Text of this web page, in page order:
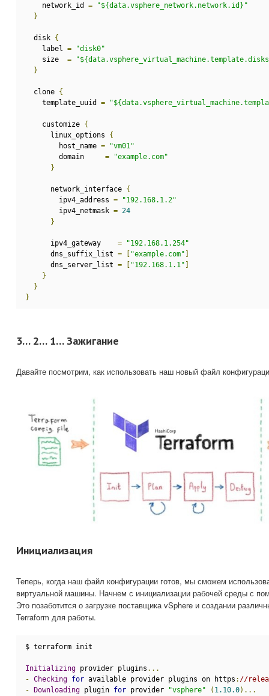
network_id =
"${data.vsphere_network.network.id}"
}
disk {
label =
"disk0"
size =
}
clone {
template_uuid =
customize {
linux_options {
host_name =
"vm01"
domain =
"example.com"
}
network_interface {
ipv4_address =
"192.168.1.2"
ipv4_netmask = 24
}
ipv4_gateway =
"192.168.1.254"
dns_suffix_list = "example.com"
dns_server_list = "192.168.1.1"
}
}
}
3… 2… 1… Зажигание
Давайте посмотрим, как использовать наш новый файл
Инициализация
Теперь, когда наш файл конфигурации готов, мы сможем
виртуальной машины. Начнем с инициализации рабочей среды с
Это позаботится о загрузке поставщика vSphere и создании
Terraform для работы.
$ terraform init
Initializing provider plugins ...
- Checking for available provider plugins on https : //
-
Downloading plugin for provider "vsphere" ( 1.10.0)...